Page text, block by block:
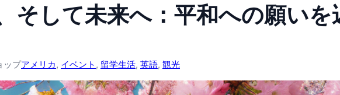
そして未来へ：平和への願い
ップアメリカ, イベント , 留学生活, 英語, 観光